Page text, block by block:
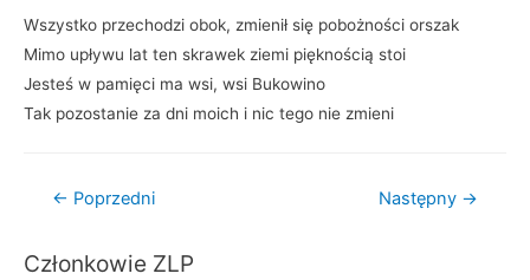
Wszystko przechodzi obok, zmienił się pobożności orszak
Mimo upływu lat ten skrawek ziemi pięknością stoi
Jesteś w pamięci ma wsi, wsi Bukowino
Tak pozostanie za dni moich i nic tego nie zmieni
Nawigacja
← Poprzedni Następny →
Członkowie ZLP